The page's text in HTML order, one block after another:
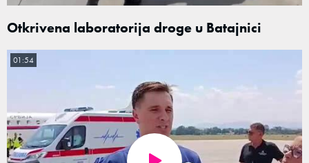
Otkrivena laboratorija droge u Batajnici
01:54